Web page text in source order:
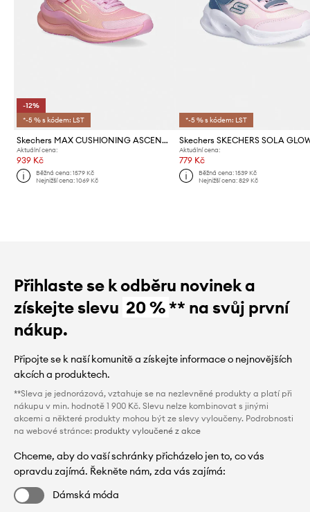
-12%
*-5 % s kódem: LST
Skechers MAX CUSHIONING ASCEND - SMOOT dětské sneakers boty
Aktuální cena:
939 Kč
Běžná cena:1579 Kč
Nejnižší cena:1069 Kč
*-5 % s kódem: LST
Aktuální cena:
779 Kč
Běžná cena: 1539 Kč
Nejnižší cena: 829 Kč
Přihlaste se k odběru novinek a
získejte slevu 20 %** na svůj první
nákup.
Připojte se k naší komunitě a získejte informace o nejnovějších
akcích a produktech.
**Sleva je jednorázová, vztahuje se na nezlevněné produkty a platí při
nákupu v min. hodnotě 1 900 Kč. Slevu nelze kombinovat s jinými
akcemi a některé produkty mohou být ze slevy vyloučeny. Podrobnosti
na webové stránce: produkty vyloučené z akce
Chceme, aby do vaší schránky přicházelo jen to, co vás
opravdu zajímá. Řekněte nám, zda vás zajímá:
Dámská móda